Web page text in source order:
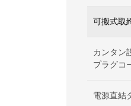
1カメラ
デジタル
ー搭載ド
無線LAN
カンタン
プラグコ
車内すっ
ト
車両バッ
ロ！マル
知機
可搬式取
カンタン
プラグコ
電源直結